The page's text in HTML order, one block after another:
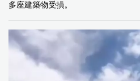
多座建築物受損。